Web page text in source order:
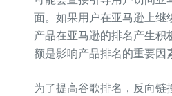
面。如果用户在亚马逊上继
产品在亚马逊的排名产生积
额是影响产品排名的重要因
为了提高谷歌排名，反向链